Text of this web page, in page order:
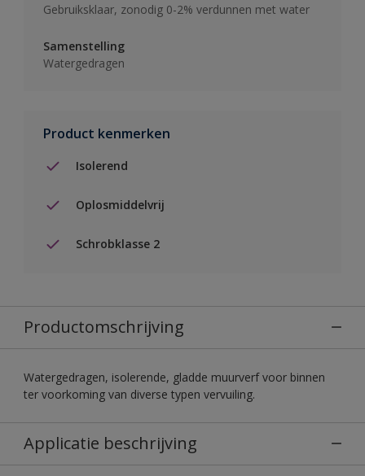
Gebruiksklaar, zonodig 0-2% verdunnen met water
Samenstelling
Watergedragen
Product kenmerken
Isolerend
Oplosmiddelvrij
Schrobklasse 2
Productomschrijving
Watergedragen, isolerende, gladde muurverf voor binnen
ter voorkoming van diverse typen vervuiling.
Applicatie beschrijving